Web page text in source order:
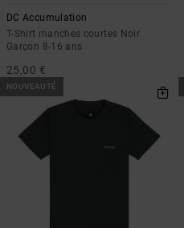
DC Accumulation
T-Shirt manches courtes Noir
Garçon 8-16 ans
25,00 €
NOUVEAUTÉ